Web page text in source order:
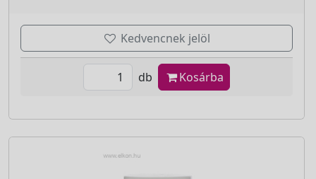
Kedvencnek jelöl
db Kosárba